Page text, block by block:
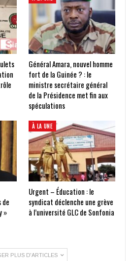
Général Amara, nouvel homme
fort de la Guinée ? : le
ministre secrétaire général
de la Présidence met fin aux
spéculations
»
À LA UNE
Urgent – Éducation : le
syndicat déclenche une grève
à l’université GLC de Sonfonia
PLUS D'ARTICLES